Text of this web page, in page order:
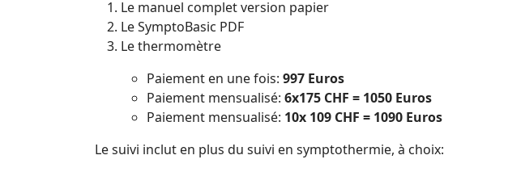
Le manuel complet version papier
Le SymptoBasic PDF
Le thermomètre
Paiement en une fois: 997 Euros
Paiement mensualisé: 6x175 CHF = 1050 Euros
Paiement mensualisé: 10x 109 CHF = 1090 Euros
Le suivi inclut en plus du suivi en symptothermie, à choix: